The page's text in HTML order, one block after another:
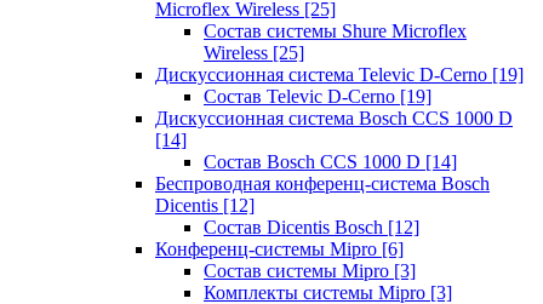
Microflex Wireless [25]
Состав системы Shure Microflex
Wireless [25]
Дискуссионная система Televic D-Cerno [19]
Состав Televic D-Cerno [19]
Дискуссионная система Bosch CCS 1000 D
[14]
Состав Bosch CCS 1000 D [14]
Беспроводная конференц-система Bosch
Dicentis [12]
Состав Dicentis Bosch [12]
Конференц-системы Mipro [6]
Состав системы Mipro [3]
Комплекты системы Mipro [3]